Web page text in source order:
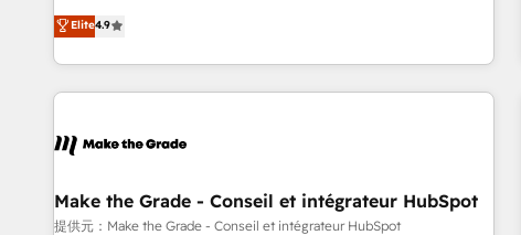
Driven Design Agency of the Year 🏆2015 Became the 5th
Agency to reach Diamond 🏆2014 HubSpot COS
Became a HubSpot Partner 📆Founded in 1997
businesses. We go beyond implementation, shaping the
strategy, processes, and teams that turn HubSpot into a
genuine growth engine. Named HubSpot's Global Partner of
the Year in 2024, consistently ranked among their top 5
ecosystem, Huble has built a track record that speaks for
offices and consulting teams in the UK, USA, Canada,
Germany, France, Belgium, Singapore, and South Africa.
Elite4.9
Make the Grade - Conseil et intégrateur HubSpot
提供元：Make the Grade - Conseil et intégrateur HubSpot